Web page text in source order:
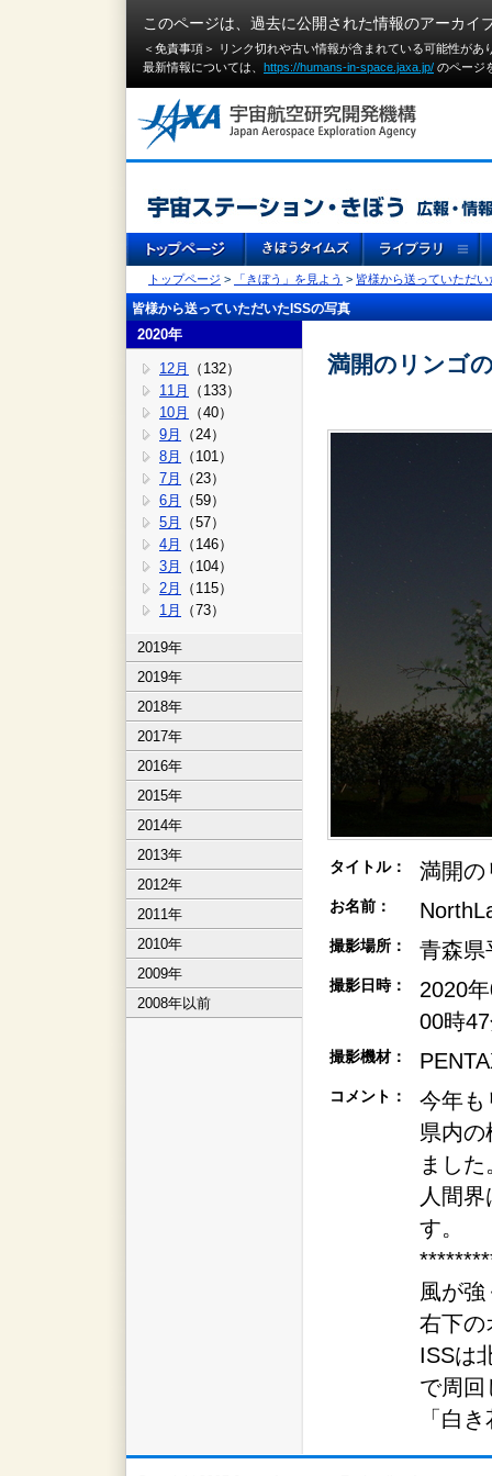
このページは、過去に公開された情報のアーカイ
＜免責事項＞ リンク切れや古い情報が含まれている可能性が
最新情報については、 https://humans-in-space.jaxa.jp/ のページ
トップページ > 「きぼう」を見よう > 皆様から送っていただい
皆様から送っていただいたISSの写真
2020年
12月
（132）
11月
（133）
10月
（40）
9月
（24）
8月
（101）
7月
（23）
6月
（59）
5月
（57）
4月
（146）
3月
（104）
2月
（115）
1月
（73）
2019年
2019年
2018年
2017年
2016年
2015年
2014年
2013年
2012年
2011年
2010年
2009年
2008年以前
満開のリンゴ
タイトル： 満開の
お名前：
撮影場所： 青森県
撮影日時：
2020
00時
撮影機材：
コメント：
今年も
県内の
ました
人間
す。
風が
右下の
ISSは
で周回
「白